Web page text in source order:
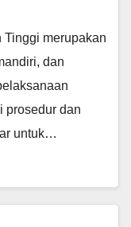
Tinggi merupakan
dan
prosedur dan
untuk…